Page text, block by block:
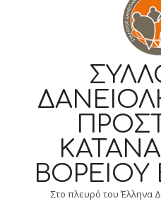
Στο πλευρό του Έλληνα